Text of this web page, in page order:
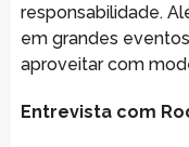
responsabilidade.
em grandes
aproveitar com
Entrevista com